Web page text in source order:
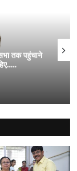
तक पहुंचाने